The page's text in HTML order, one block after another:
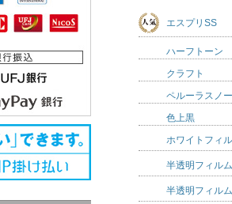
エスプリSS
ハーフトーン
クラフト
ペルーラスノ
色上黒
ホワイトフィ
半透明フィルム
半透明フィル